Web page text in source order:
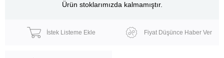
Ürün stoklarımızda kalmamıştır.
İstek Listeme Ekle Fiyat Düşünce Haber Ver